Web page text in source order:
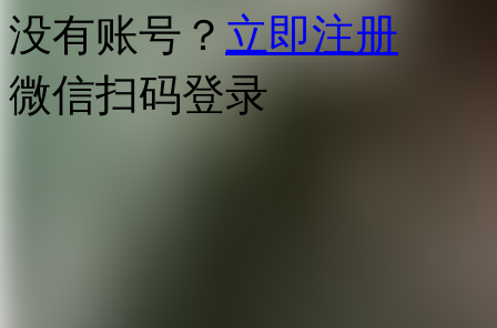
没有账号？ 立即注册
微信扫码登录